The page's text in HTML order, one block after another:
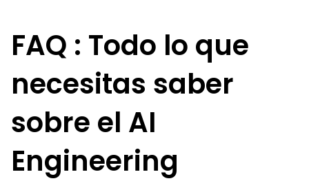
FAQ : Todo lo que
necesitas saber
sobre el AI
Engineering